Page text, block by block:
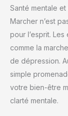
Santé mentale
Marcher n’est
pour l’esprit.
comme la
de dépression.
simple
votre bien-être
clarté mentale.